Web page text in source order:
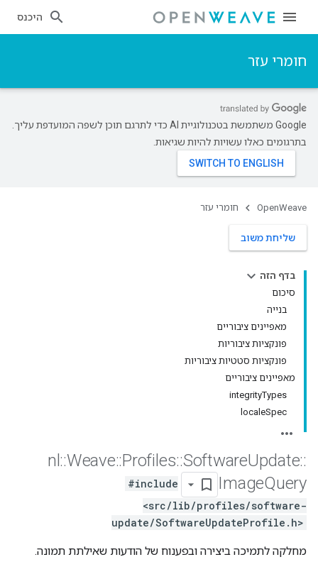
היכנס
חומרי עזר
‫Google משתמשת בטכנולוגיית AI כדי לתרגם תוכן לשפה המועדפת עליך.
בתרגומים כאלו עשויות להיות שגיאות.
OpenWeave חומרי עזר
שליחת משוב
בדף הזה
סיכום
בנייה
מאפיינים ציבוריים
פונקציות ציבוריות
פונקציות סטטיות ציבוריות
מאפיינים ציבוריים
integrityTypes
localeSpec
nl ::Weave::Profiles::SoftwareUpdate::
ImageQuery
#include
<src/lib/profiles/software-
update/SoftwareUpdateProfile.h>
מחלקה לתמיכה ביצירה ובפענוח של הודעות שאילתת תמונה.